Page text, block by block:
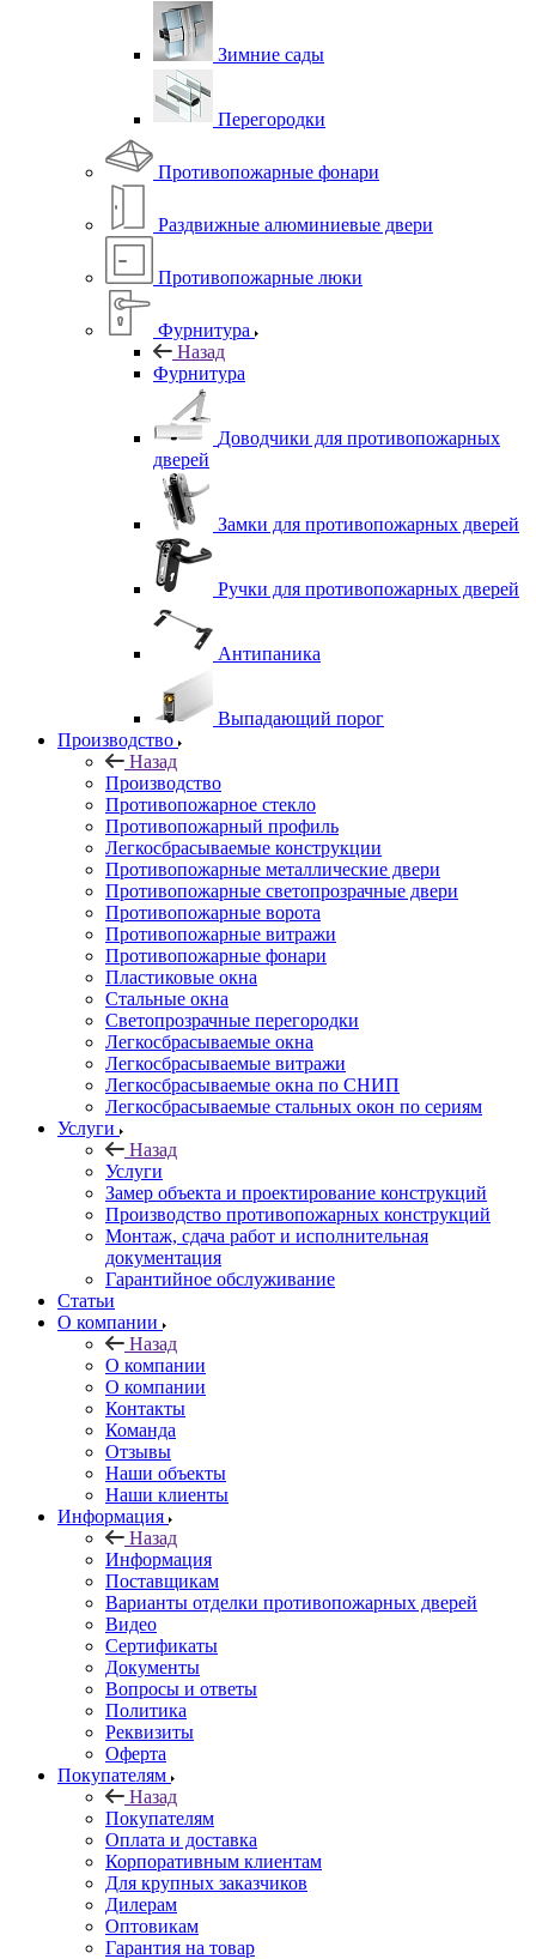
Зимние сады
Перегородки
Противопожарные фонари
Раздвижные алюминиевые двери
Противопожарные люки
Фурнитура
Назад
Фурнитура
Доводчики для противопожарных
дверей
Замки для противопожарных дверей
Ручки для противопожарных дверей
Антипаника
Выпадающий порог
Производство
Назад
Производство
Противопожарное стекло
Противопожарный профиль
Легкосбрасываемые конструкции
Противопожарные металлические двери
Противопожарные светопрозрачные двери
Противопожарные ворота
Противопожарные витражи
Противопожарные фонари
Пластиковые окна
Стальные окна
Светопрозрачные перегородки
Легкосбрасываемые окна
Легкосбрасываемые витражи
Легкосбрасываемые окна по СНИП
Легкосбрасываемые стальных окон по сериям
Услуги
Назад
Услуги
Замер объекта и проектирование конструкций
Производство противопожарных конструкций
Монтаж, сдача работ и исполнительная
документация
Гарантийное обслуживание
Статьи
О компании
Назад
О компании
О компании
Контакты
Команда
Отзывы
Наши объекты
Наши клиенты
Информация
Назад
Информация
Поставщикам
Варианты отделки противопожарных дверей
Видео
Сертификаты
Документы
Вопросы и ответы
Политика
Реквизиты
Оферта
Покупателям
Назад
Покупателям
Оплата и доставка
Корпоративным клиентам
Для крупных заказчиков
Дилерам
Оптовикам
Гарантия на товар